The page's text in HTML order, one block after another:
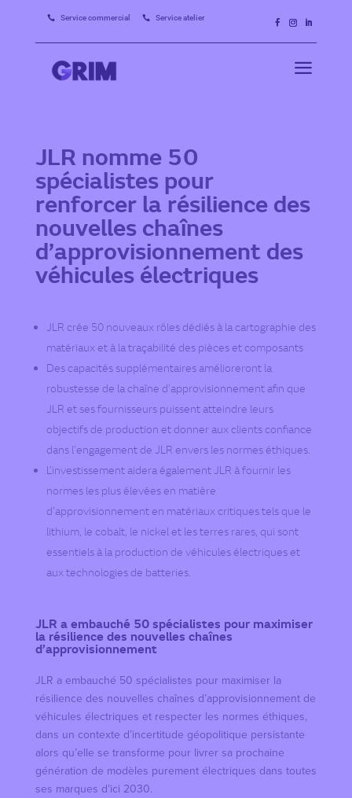
 Service commercial  Service atelier
a
JLR nomme 50
spécialistes pour
renforcer la résilience des
nouvelles chaînes
d’approvisionnement des
véhicules électriques
JLR crée 50 nouveaux rôles dédiés à la cartographie des
matériaux et à la traçabilité des pièces et composants
Des capacités supplémentaires amélioreront la
robustesse de la chaîne d’approvisionnement afin que
JLR et ses fournisseurs puissent atteindre leurs
objectifs de production et donner aux clients confiance
dans l’engagement de JLR envers les normes éthiques.
L’investissement aidera également JLR à fournir les
normes les plus élevées en matière
d’approvisionnement en matériaux critiques tels que le
lithium, le cobalt, le nickel et les terres rares, qui sont
essentiels à la production de véhicules électriques et
aux technologies de batteries.
JLR a embauché 50 spécialistes pour maximiser
la résilience des nouvelles chaînes
d’approvisionnement
JLR a embauché 50 spécialistes pour maximiser la
résilience des nouvelles chaînes d’approvisionnement de
véhicules électriques et respecter les normes éthiques,
dans un contexte d’incertitude géopolitique persistante
alors qu’elle se transforme pour livrer sa prochaine
génération de modèles purement électriques dans toutes
ses marques d’ici 2030.